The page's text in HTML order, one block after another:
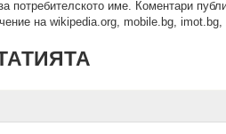
потребителското име. Коментари
на wikipedia.org, mobile.bg,